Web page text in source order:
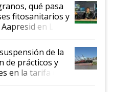
qué pasa
fitosanitarios y
en La
de la
de prácticos y
en la tarifa de